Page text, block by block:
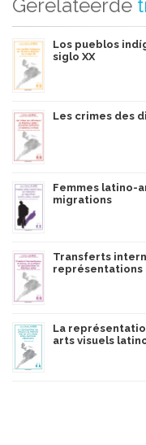
Gerelateerde
Los pueblos
siglo XX
Les crimes des
Femmes latino-
migrations
Transferts
représentations
La
arts visuels